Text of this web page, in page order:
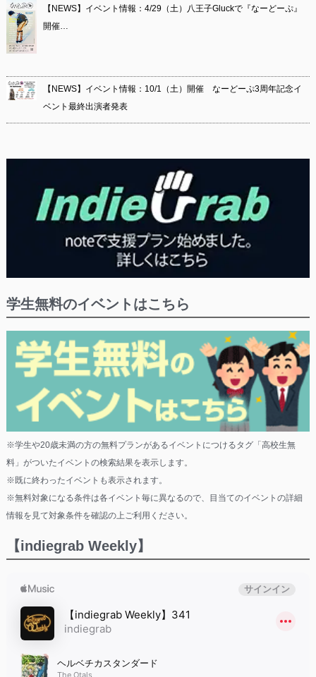
【NEWS】イベント情報：4/29（土）八王子Gluckで『なーどーぷ』
開催…
【NEWS】イベント情報：10/1（土）開催 なーどーぷ3周年記念イ
ベント最終出演者発表
学生無料のイベントはこちら
※学生や20歳未満の方の無料プランがあるイベントにつけるタグ「高校生無
料」がついたイベントの検索結果を表示します。
※既に終わったイベントも表示されます。
※無料対象になる条件は各イベント毎に異なるので、目当てのイベントの詳細
情報を見て対象条件を確認の上ご利用ください。
【indiegrab Weekly】